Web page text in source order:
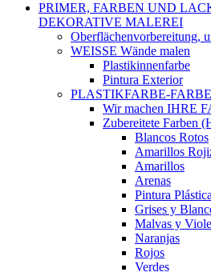
PRIMER, FARBEN UND
DEKORATIVE MALEREI
Oberflächenvorbereitung,
WEISSE Wände malen
Plastikinnenfarbe
Pintura Exterior
PLASTIKFARBE-
Wir machen IHRE
Zubereitete Farben
Blancos Rotos
Amarillos
Amarillos
Arenas
Pintura
Grises y
Malvas y
Naranjas
Rojos
Verdes